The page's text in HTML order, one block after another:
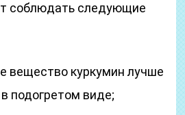
соблюдать следующие
вещество куркумин лучше
подогретом виде;